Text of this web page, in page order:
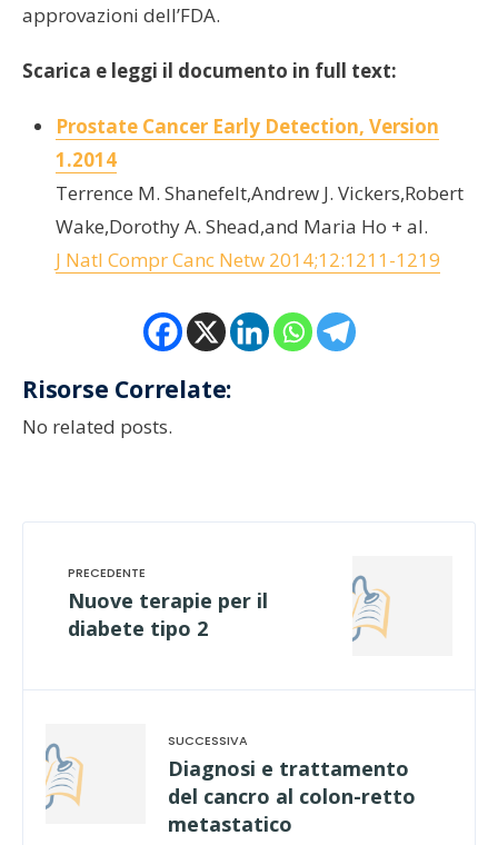
approvazioni dell’FDA.
Scarica e leggi il documento in full text:
Prostate Cancer Early Detection, Version
1.2014
Terrence M. Shanefelt,Andrew J. Vickers,Robert
Wake,Dorothy A. Shead,and Maria Ho + al.
J Natl Compr Canc Netw 2014;12:1211-1219
Risorse Correlate:
No related posts.
Nuove terapie per il
diabete tipo 2
Diagnosi e trattamento
del cancro al colon-retto
metastatico